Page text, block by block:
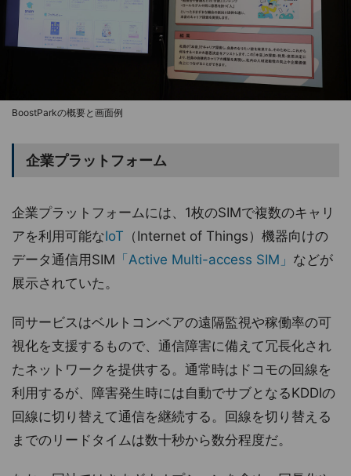
BoostParkの概要と画面例
企業プラットフォーム
企業プラットフォームには、1枚のSIMで複数のキャリ
アを利用可能なIoT （Internet of Things）機器向けの
データ通信用SIM 「Active Multi-access SIM」 などが
展示されていた。
同サービスはベルトコンベアの遠隔監視や稼働率の可
視化を支援するもので、通信障害に備えて冗長化され
たネットワークを提供する。通常時はドコモの回線を
利用するが、障害発生時には自動でサブとなるKDDIの
回線に切り替えて通信を継続する。回線を切り替える
までのリードタイムは数十秒から数分程度だ。